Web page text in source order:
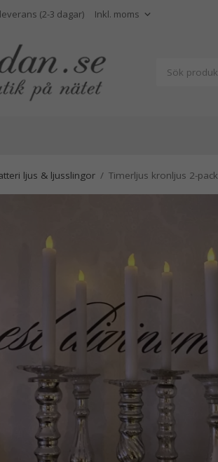
(2-3 dagar)
ljus & ljusslingor / Timerljus kronljus 2-pack